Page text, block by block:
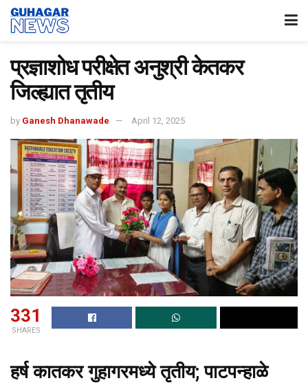
प्रज्ञाशोध परीक्षेत अनुश्री केतकर
जिल्ह्यात तृतीय
by Ganesh Dhanawade April 12, 2025
331
SHARES
हर्ष कातकर गुहागरमध्ये तृतीय; पाटपन्हाळे